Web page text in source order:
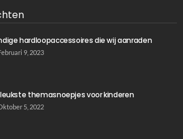
hardloopaccessoires die wij aanraden
9, 2023
themasnoepjes voor kinderen
5, 2022